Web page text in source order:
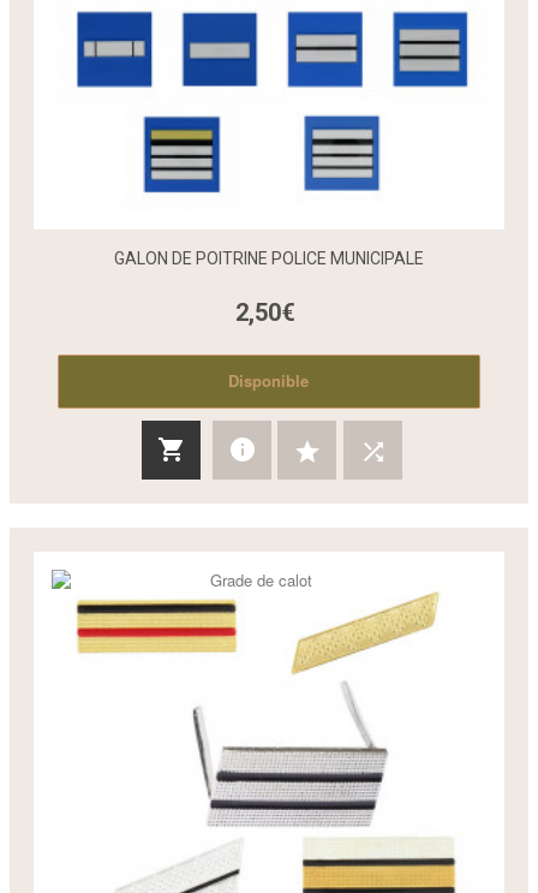
GALON DE POITRINE POLICE MUNICIPALE
2,50€
Disponible